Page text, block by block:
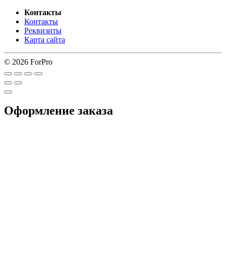
Контакты
Контакты
Реквизиты
Карта сайта
© 2026 ForPro
Оформление заказа